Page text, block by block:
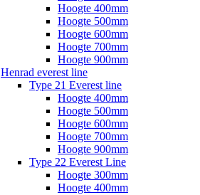
Hoogte 400mm
Hoogte 500mm
Hoogte 600mm
Hoogte 700mm
Hoogte 900mm
Henrad everest line
Type 21 Everest line
Hoogte 400mm
Hoogte 500mm
Hoogte 600mm
Hoogte 700mm
Hoogte 900mm
Type 22 Everest Line
Hoogte 300mm
Hoogte 400mm